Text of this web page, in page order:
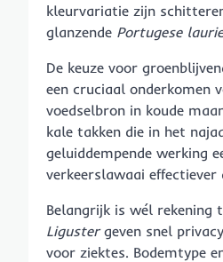
kleurvariatie zijn
glanzende Portugese
De keuze voor
een cruciaal onderkomen
voedselbron in koude
kale takken die in het
geluiddempende werking
verkeerslawaai
Belangrijk is wél rekening
Ligustergeven snel
voor ziektes. Bodemtype